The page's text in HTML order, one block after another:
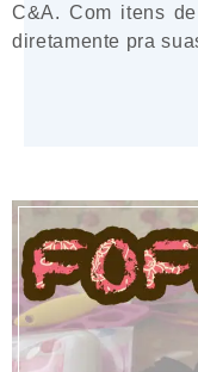
C&A. Com itens
diretamente pra